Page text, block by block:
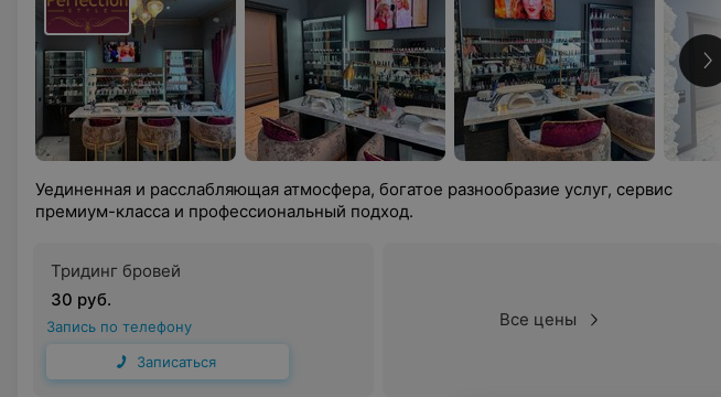
Уединенная и расслабляющая атмосфера, богатое разнообразие услуг, сервис
премиум-класса и профессиональный подход.
Тридинг бровей
30 руб.
Запись по телефону
Записаться
Все цены